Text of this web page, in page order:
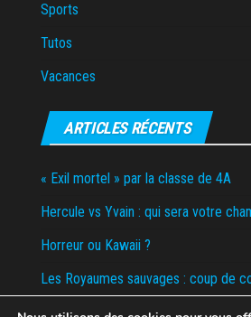
Sports
Tutos
Vacances
ARTICLES RÉCENTS
« Exil mortel » par la classe de 4A
Hercule vs Yvain : qui sera votre
Horreur ou Kawaii ?
Les Royaumes sauvages : coup de